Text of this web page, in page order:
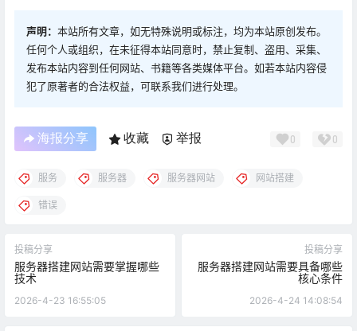
声明： 本站所有文章，如无特殊说明或标注，均为本站原创发布。
任何个人或组织，在未征得本站同意时，禁止复制、盗用、采集、
发布本站内容到任何网站、书籍等各类媒体平台。如若本站内容侵
犯了原著者的合法权益，可联系我们进行处理。
海报分享 收藏 举报 0 0
服务 服务器 服务器网站 网站搭建
错误
投稿分享
服务器搭建网站需要掌握哪些
技术
2026-4-23 16:55:05
投稿分享
服务器搭建网站需要具备哪些
核心条件
2026-4-24 14:08:54